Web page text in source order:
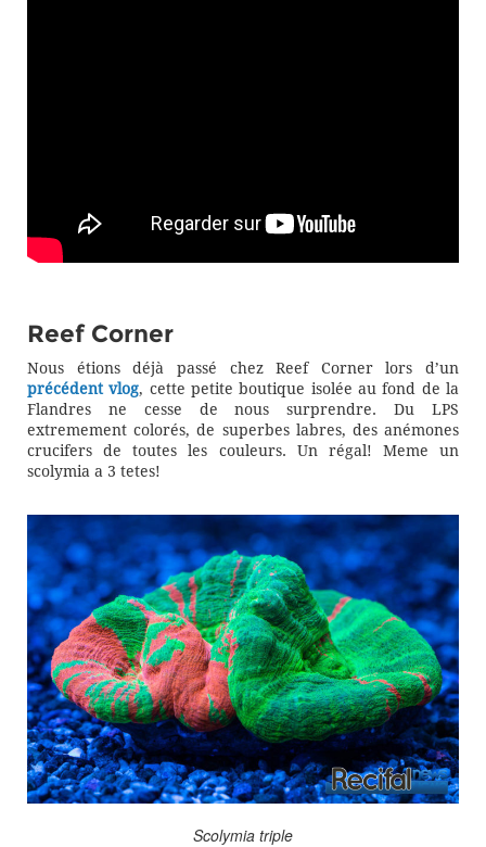
Reef Corner
Nous étions déjà passé chez Reef Corner lors d’un
précédent vlog, cette petite boutique isolée au fond de la
Flandres ne cesse de nous surprendre. Du LPS
extremement colorés, de superbes labres, des anémones
crucifers de toutes les couleurs. Un régal! Meme un
scolymia a 3 tetes!
Scolymia triple